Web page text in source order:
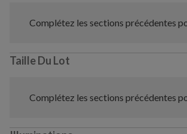
Complétez les sections précédentes
Taille Du Lot
Complétez les sections précédentes